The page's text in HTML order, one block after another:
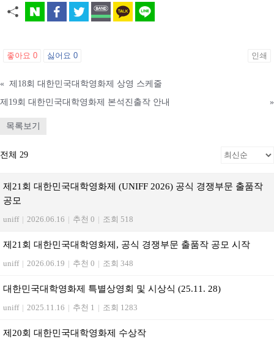
좋아요 0 싫어요 0 인쇄
« 제18회 대한민국대학영화제 상영 스케줄
제19회 대한민국대학영화제 본석진출작 안내
»
목록보기
전체 29
제21회 대한민국대학영화제 (UNIFF 2026) 공식 경쟁부문 출품작
공모
uniff | 2026.06.16 | 추천 0 | 조회 518
제21회 대한민국대학영화제, 공식 경쟁부문 출품작 공모 시작
uniff | 2026.06.19 | 추천 0 | 조회 348
대한민국대학영화제 특별상영회 및 시상식 (25.11. 28)
uniff | 2025.11.16 | 추천 1 | 조회 1283
제20회 대한민국대학영화제 수상작